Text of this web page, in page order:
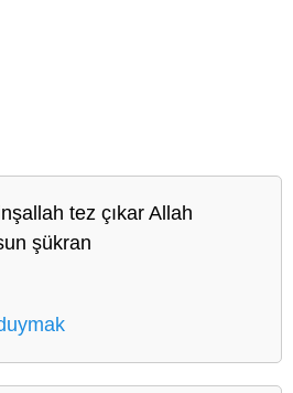
tez çıkar Allah
şükran